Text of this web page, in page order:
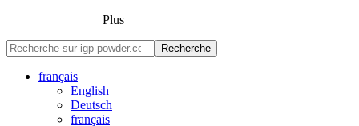
Plus
Recherche
français
English
Deutsch
français